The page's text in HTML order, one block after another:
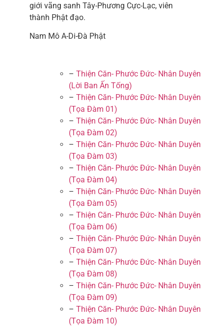
giới vãng sanh Tây-Phương Cực-Lạc, viên
thành Phật đạo.
Nam Mô A-Di-Đà Phật
– Thiện Căn- Phước Đức- Nhân Duyên
(Lời Ban Ấn Tống)
– Thiện Căn- Phước Đức- Nhân Duyên
(Tọa Đàm 01)
– Thiện Căn- Phước Đức- Nhân Duyên
(Tọa Đàm 02)
– Thiện Căn- Phước Đức- Nhân Duyên
(Tọa Đàm 03)
– Thiện Căn- Phước Đức- Nhân Duyên
(Tọa Đàm 04)
– Thiện Căn- Phước Đức- Nhân Duyên
(Tọa Đàm 05)
– Thiện Căn- Phước Đức- Nhân Duyên
(Tọa Đàm 06)
– Thiện Căn- Phước Đức- Nhân Duyên
(Tọa Đàm 07)
– Thiện Căn- Phước Đức- Nhân Duyên
(Tọa Đàm 08)
– Thiện Căn- Phước Đức- Nhân Duyên
(Tọa Đàm 09)
– Thiện Căn- Phước Đức- Nhân Duyên
(Tọa Đàm 10)